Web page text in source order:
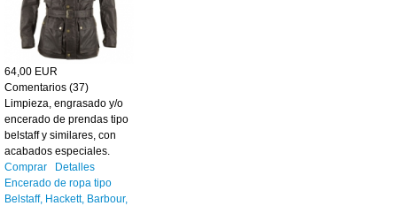
64,00 EUR
Comentarios (37)
Limpieza, engrasado y/o
encerado de prendas tipo
belstaff y similares, con
acabados especiales.
Comprar
Detalles
Encerado de ropa tipo
Belstaff, Hackett, Barbour,